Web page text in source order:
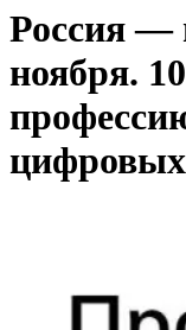
Россия —
ноября.
цифровых